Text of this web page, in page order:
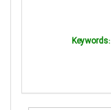
Keywords: